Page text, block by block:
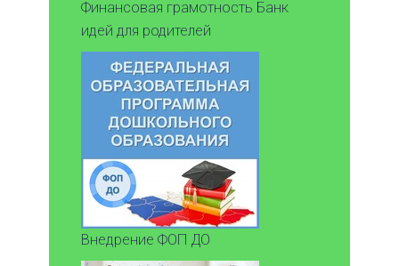
Финансовая грамотность Банк
идей для родителей
Внедрение ФОП ДО